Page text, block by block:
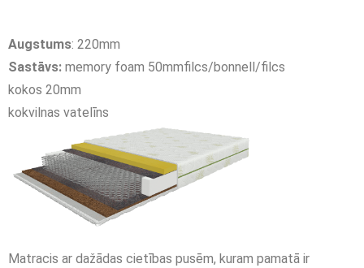
Augstums: 220mm
Sastāvs: memory foam 50mmfilcs/bonnell/filcs
kokos 20mm
kokvilnas vatelīns
Matracis ar dažādas cietības pusēm, kuram pamatā ir